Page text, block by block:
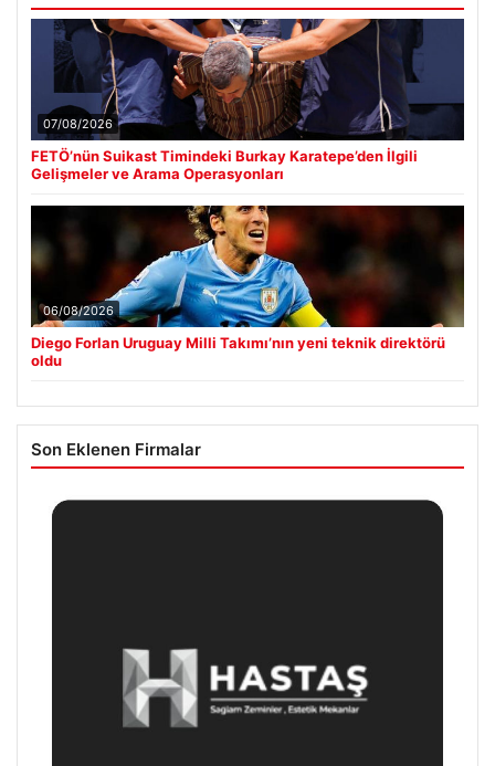
07/08/2026
FETÖ’nün Suikast Timindeki Burkay Karatepe’den İlgili
Gelişmeler ve Arama Operasyonları
06/08/2026
Diego Forlan Uruguay Milli Takımı’nın yeni teknik direktörü
oldu
Son Eklenen Firmalar